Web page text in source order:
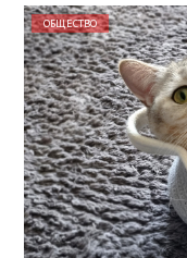
ОБЩЕСТВО